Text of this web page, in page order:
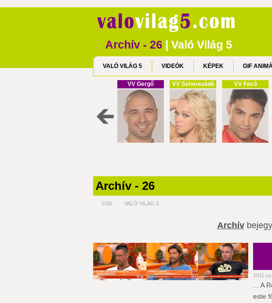
Archív - 26 | Való Világ 5
VALÓ VILÁG 5 VIDEÓK KÉPEK GIF
VV Gergő VV Seherezádé VV Fecó
Archív - 26
0:00 VALÓ VILÁG 5
Archív
... A
este